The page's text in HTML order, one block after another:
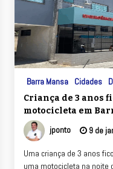
Barra Mansa Cidades
Criança de 3 anos
motocicleta em
jponto 9 de
Uma criança de 3 anos
uma motocicleta na noite